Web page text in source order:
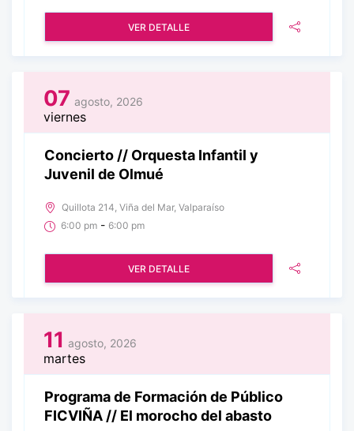
VER DETALLE
07 agosto, 2026
viernes
Concierto // Orquesta Infantil y
Juvenil de Olmué
Quillota 214, Viña del Mar, Valparaíso
6:00 pm - 6:00 pm
VER DETALLE
11 agosto, 2026
martes
Programa de Formación de Público
FICVIÑA // El morocho del abasto